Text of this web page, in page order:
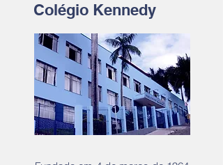
Colégio Kennedy